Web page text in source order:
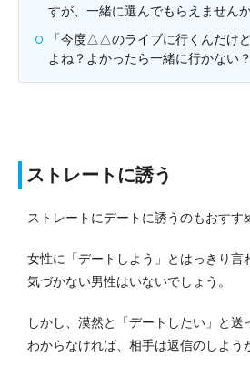
すが、一緒に選んでもらえませんか
「今度△△のライブに行くんだけ
よね？よかったら一緒に行かない？
ストレートに誘う
ストレートにデートに誘うのもおすす
女性に「デートしよう」とはっきり言
気づかない男性はいないでしょう。
しかし、漠然と「デートしたい」と送
わからなければ、相手は返信のしよう